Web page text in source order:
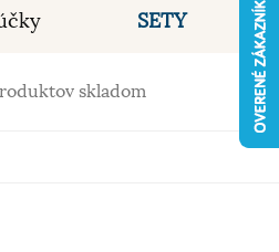
SETY
skladom